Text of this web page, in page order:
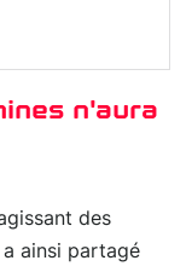
n'aura
des
ainsi partagé